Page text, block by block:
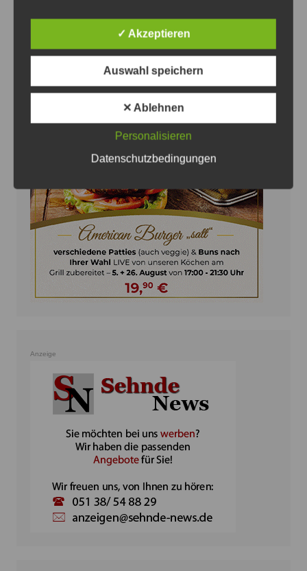
0
Anzeige
Anzeige
✓ Akzeptieren
Auswahl speichern
✕ Ablehnen
Personalisieren
Datenschutzbedingungen